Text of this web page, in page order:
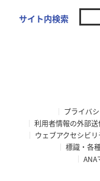
サイト内検索
プライバ
利用者情報の外部
ウェブアクセシビ
標識・各
ANA